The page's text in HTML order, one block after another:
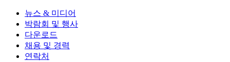
뉴스 & 미디어
박람회 및 행사
다운로드
채용 및 경력
연락처